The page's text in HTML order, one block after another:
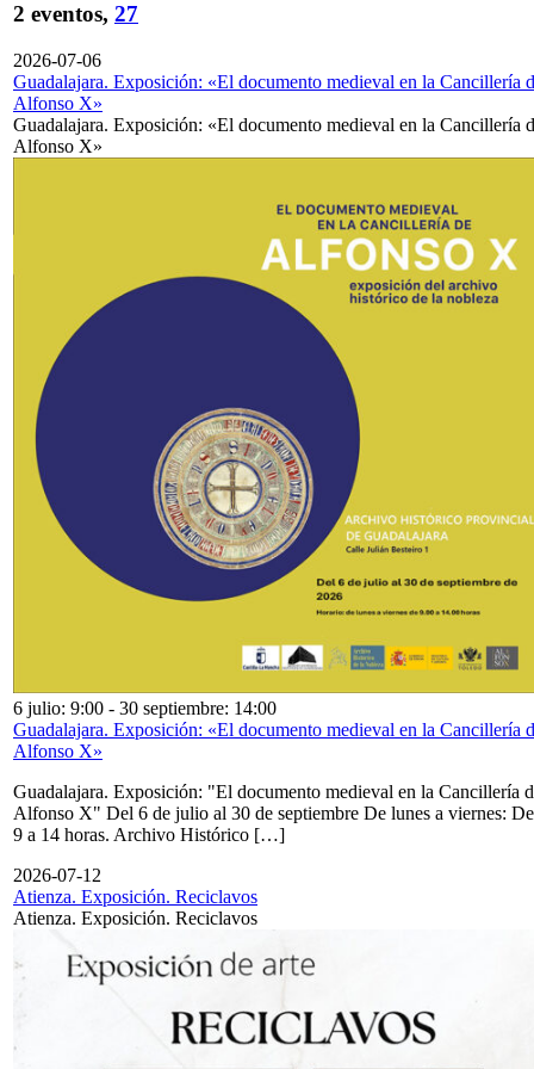
2 eventos, 27
2026-07-06
Guadalajara. Exposición: «El documento medieval en la Cancillería
Alfonso X»
Guadalajara. Exposición: «El documento medieval en la Cancillería
Alfonso X»
6 julio: 9:00 - 30 septiembre: 14:00
Guadalajara. Exposición: «El documento medieval en la Cancillería
Alfonso X»
Guadalajara. Exposición: "El documento medieval en la Cancillería
Alfonso X" Del 6 de julio al 30 de septiembre De lunes a viernes: De
9 a 14 horas. Archivo Histórico […]
2026-07-12
Atienza. Exposición. Reciclavos
Atienza. Exposición. Reciclavos